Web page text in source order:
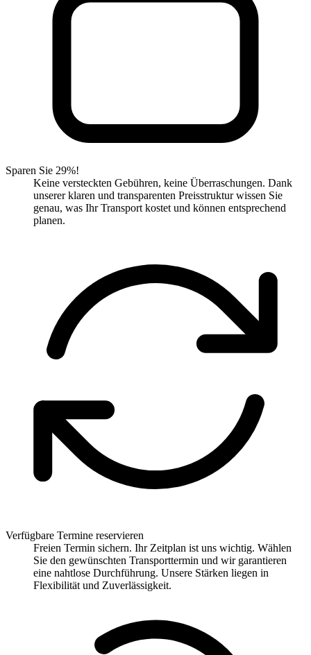
Sparen Sie 29%!
Keine versteckten Gebühren, keine Überraschungen. Dank
unserer klaren und transparenten Preisstruktur wissen Sie
genau, was Ihr Transport kostet und können entsprechend
planen.
Verfügbare Termine reservieren
Freien Termin sichern. Ihr Zeitplan ist uns wichtig. Wählen
Sie den gewünschten Transporttermin und wir garantieren
eine nahtlose Durchführung. Unsere Stärken liegen in
Flexibilität und Zuverlässigkeit.